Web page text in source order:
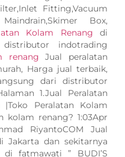
Fitting,Vacuum
Box,
Kolam Renang di
indotrading
renang Jual peralatan
Harga jual terbaik,
dari distributor
1.Jual Peralatan
Peralatan Kolam
kolam renang? 1:03Apr
RiyantoCOM Jual
Jakarta dan sekitarnya
fatmawati ” BUDI’S